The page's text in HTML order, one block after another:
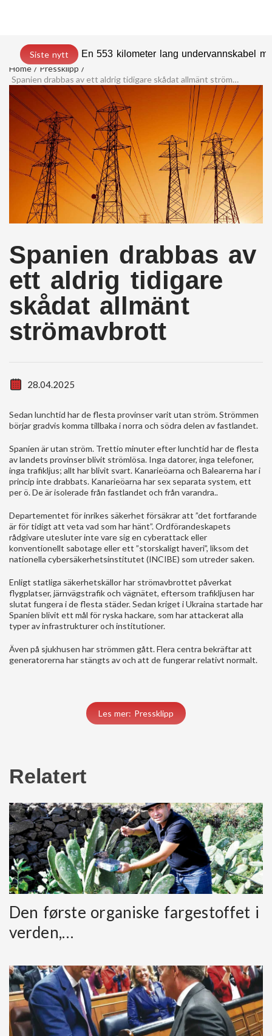
Siste nytt
En 553 kilometer lang undervannskabel
Home
Pressklipp
Spanien drabbas av ett aldrig tidigare skådat allmänt strömavbrott
Spanien drabbas av
ett aldrig tidigare
skådat allmänt
strömavbrott
28.04.2025
Sedan lunchtid har de flesta provinser varit utan ström. Strömmen
börjar gradvis komma tillbaka i norra och södra delen av fastlandet.
Spanien är utan ström. Trettio minuter efter lunchtid har de flesta
av landets provinser blivit strömlösa. Inga datorer, inga telefoner,
inga trafikljus; allt har blivit svart. Kanarieöarna och Balearerna har i
princip inte drabbats. Kanarieöarna har sex separata system, ett
per ö. De är isolerade från fastlandet och från varandra..
Departementet för inrikes säkerhet försäkrar att ”det fortfarande
är för tidigt att veta vad som har hänt”. Ordförandeskapets
rådgivare utesluter inte vare sig en cyberattack eller
konventionellt sabotage eller ett ”storskaligt haveri”, liksom det
nationella cybersäkerhetsinstitutet (INCIBE) som utreder saken.
Enligt statliga säkerhetskällor har strömavbrottet påverkat
flygplatser, järnvägstrafik och vägnätet, eftersom trafikljusen har
slutat fungera i de flesta städer. Sedan kriget i Ukraina startade har
Spanien blivit ett mål för ryska hackare, som har attackerat alla
typer av infrastrukturer och institutioner.
Även på sjukhusen har strömmen gått. Flera centra bekräftar att
generatorerna har stängts av och att de fungerar relativt normalt.
Les mer: Pressklipp
Relatert
Den første organiske fargestoffet i
verden,…